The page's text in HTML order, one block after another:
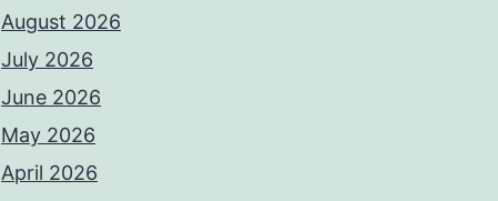
August 2026
July 2026
June 2026
May 2026
April 2026